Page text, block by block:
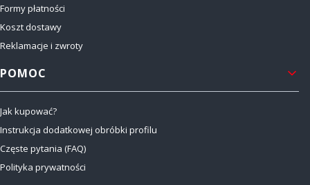
Formy płatności
Koszt dostawy
Reklamacje i zwroty
POMOC
Jak kupować?
Instrukcja dodatkowej obróbki profilu
Częste pytania (FAQ)
Polityka prywatności